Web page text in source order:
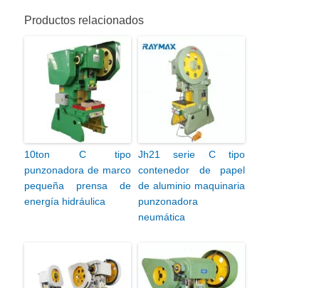
Productos relacionados
10ton C tipo
punzonadora de marco
pequeña prensa de
energía hidráulica
Jh21 serie C tipo
contenedor de papel
de aluminio maquinaria
punzonadora
neumática